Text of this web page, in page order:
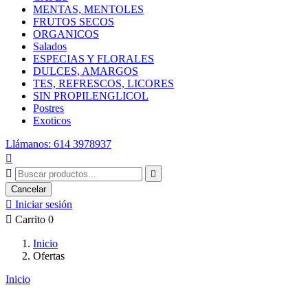
MENTAS, MENTOLES
FRUTOS SECOS
ORGANICOS
Salados
ESPECIAS Y FLORALES
DULCES, AMARGOS
TES, REFRESCOS, LICORES
SIN PROPILENGLICOL
Postres
Exoticos
Llámanos: 614 3978937



Cancelar
 Iniciar sesión
 Carrito 0
Inicio
Ofertas
Inicio